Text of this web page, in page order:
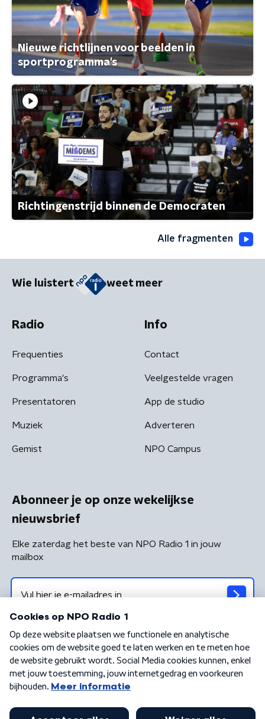
Nieuwe richtlijnen voor beelden in
sportprogramma's
Richtingenstrijd binnen de Democraten
Alle fragmenten
Wie luistert weet meer
Radio
Frequenties
Programma's
Presentatoren
Muziek
Gemist
Info
Contact
Veelgestelde vragen
App de studio
Adverteren
NPO Campus
Abonneer je op onze wekelijkse
nieuwsbrief
Elke zaterdag het beste van NPO Radio 1 in jouw
mailbox
Algemene voorwaarden